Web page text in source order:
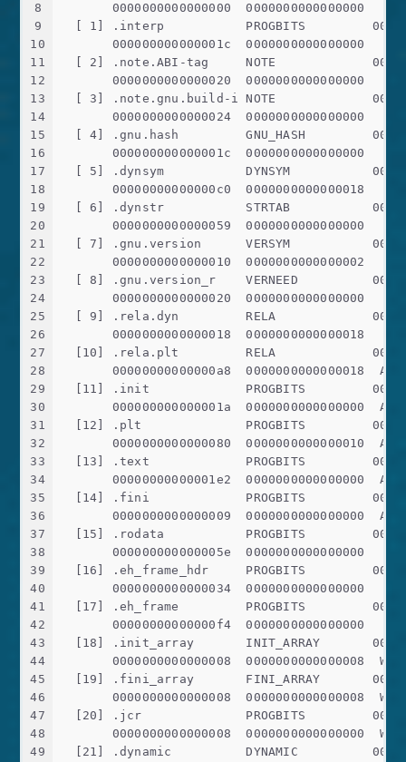
8
9
10
11
12
13
14
15
16
17
18
19
20
21
22
23
24
25
26
27
28
29
30
31
32
33
34
35
36
37
38
39
40
41
42
43
44
45
46
47
48
49
0000000000000000  0000000000000000
[ 1] .interp           PROGBITS
000000000000001c  0000000000000000   A
[ 2] .note.ABI-tag     NOTE
0000000000000020  0000000000000000   A
[ 3] .note.gnu.build-i NOTE
0000000000000024  0000000000000000   A
[ 4] .gnu.hash         GNU_HASH
000000000000001c  0000000000000000   A
[ 5] .dynsym           DYNSYM
00000000000000c0  0000000000000018   A
[ 6] .dynstr           STRTAB
0000000000000059  0000000000000000   A
[ 7] .gnu.version      VERSYM
0000000000000010  0000000000000002   A
[ 8] .gnu.version_r    VERNEED
0000000000000020  0000000000000000   A
[ 9] .rela.dyn         RELA
0000000000000018  0000000000000018   A
[10] .rela.plt         RELA
00000000000000a8  0000000000000018  AI
[11] .init             PROGBITS
000000000000001a  0000000000000000  AX
[12] .plt              PROGBITS
0000000000000080  0000000000000010  AX
[13] .text             PROGBITS
00000000000001e2  0000000000000000  AX
[14] .fini             PROGBITS
0000000000000009  0000000000000000  AX
[15] .rodata           PROGBITS
000000000000005e  0000000000000000   A
[16] .eh_frame_hdr     PROGBITS
0000000000000034  0000000000000000   A
[17] .eh_frame         PROGBITS
00000000000000f4  0000000000000000   A
[18] .init_array       INIT_ARRAY
0000000000000008  0000000000000008  WA
[19] .fini_array       FINI_ARRAY
0000000000000008  0000000000000008  WA
[20] .jcr              PROGBITS
0000000000000008  0000000000000000  WA
[21] .dynamic          DYNAMIC